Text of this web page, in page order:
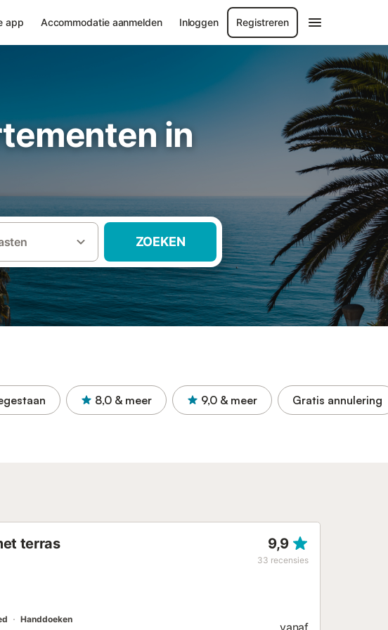
app Accommodatie aanmelden Inloggen Registreren
in
ZOEKEN
8,0 & meer 9,0 & meer Gratis annulering
terras 9,9
33 recensies
Handdoeken
vanaf